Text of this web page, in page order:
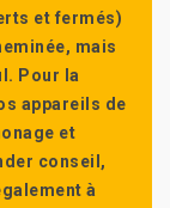
et fermés)
mais
Pour la
appareils de
et
conseil,
à